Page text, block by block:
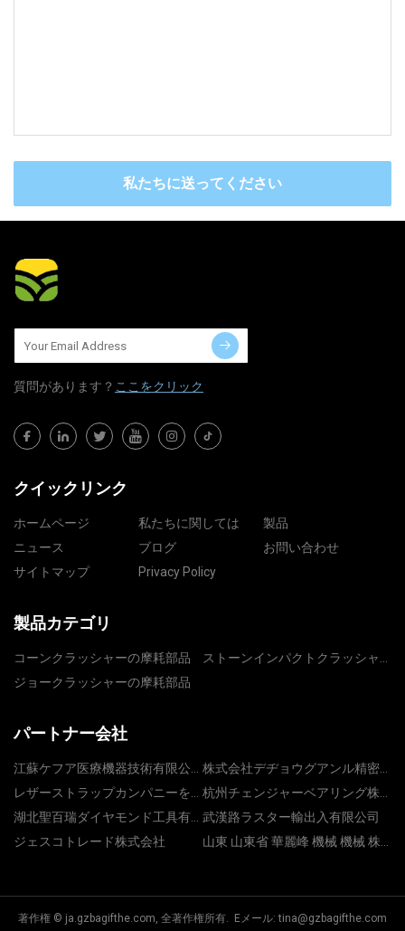
私たちに送ってください
質問​​があります？ ここをクリック
クイックリンク
ホームページ 私たちに関しては
製品
ニュース
ブログ
お問い合わせ
サイトマップ
Privacy Policy
製品カテゴリ
コーンクラッシャーの摩耗部品
ストーンインパクトクラッシャ
ジョークラッシャーの摩耗部品
パートナー会社
江蘇ケフア医療機器技術有限公
司
株式会社デヂョウグアンル精密
機械
レザーストラップカンパニーを
目指す
杭州チェンジャーベアリング株
式会社
湖北聖百瑞ダイヤモンド工具有
限会社
武漢路ラスター輸出入有限公司
ジェスコトレード株式会社
山東 山東省 華麗峰 機械 機械 株
著作権 © ja.gzbagifthe.com, 全著作権所有. Eメール:tina@gzbagifthe.com